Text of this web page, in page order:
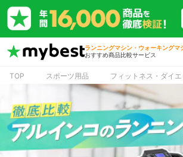
ランニングマシン・ウォーキングマ
おすすめ商品比較サービス
TOP スポーツ用品 フィットネス・ダイエ